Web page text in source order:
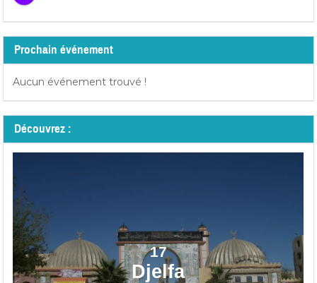
Prochain événement
Aucun événement trouvé !
Découvrez :
17
Djelfa